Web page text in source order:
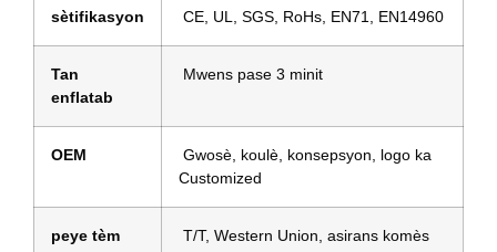
sètifikasyon CE, UL, SGS, RoHs, EN71, EN14960
Tan
enflatab
Mwens pase 3 minit
OEM
Gwosè, koulè, konsepsyon, logo ka
Customized
peye tèm
T/T, Western Union, asirans komès